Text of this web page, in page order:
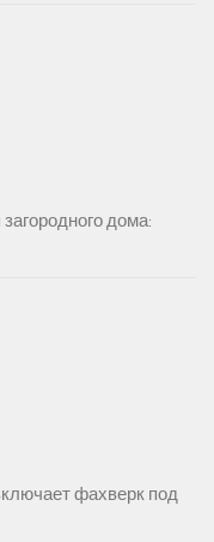
дома:
фахверк под